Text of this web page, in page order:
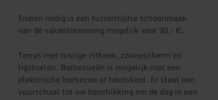
Indien nodig is een tussentijdse schoonmaak
van de vakantiewoning mogelijk voor 30,- €.
Terras met rustige zithoek, zonnescherm en
ligstoelen. Barbecueën is mogelijk met een
elektrische barbecue of houtskool. Er staat een
vuurschaal tot uw beschikking om de dag in een